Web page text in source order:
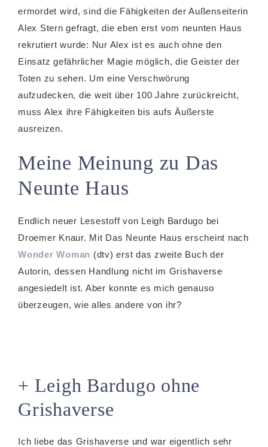
ermordet wird, sind die Fähigkeiten der Außenseiterin
Alex Stern gefragt, die eben erst vom neunten Haus
rekrutiert wurde: Nur Alex ist es auch ohne den
Einsatz gefährlicher Magie möglich, die Geister der
Toten zu sehen. Um eine Verschwörung
aufzudecken, die weit über 100 Jahre zurückreicht,
muss Alex ihre Fähigkeiten bis aufs Äußerste
ausreizen.
Meine Meinung zu Das
Neunte Haus
Endlich neuer Lesestoff von Leigh Bardugo bei
Droemer Knaur. Mit Das Neunte Haus erscheint nach
Wonder Woman (dtv) erst das zweite Buch der
Autorin, dessen Handlung nicht im Grishaverse
angesiedelt ist. Aber konnte es mich genauso
überzeugen, wie alles andere von ihr?
+ Leigh Bardugo ohne
Grishaverse
Ich liebe das Grishaverse und war eigentlich sehr